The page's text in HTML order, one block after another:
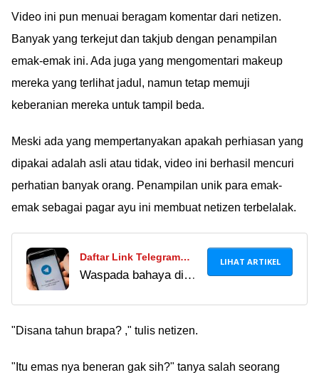
Video ini pun menuai beragam komentar dari netizen.
Banyak yang terkejut dan takjub dengan penampilan
emak-emak ini. Ada juga yang mengomentari makeup
mereka yang terlihat jadul, namun tetap memuji
keberanian mereka untuk tampil beda.
Meski ada yang mempertanyakan apakah perhiasan yang
dipakai adalah asli atau tidak, video ini berhasil mencuri
perhatian banyak orang. Penampilan unik para emak-
emak sebagai pagar ayu ini membuat netizen terbelalak.
Daftar Link Telegram
Pemersatu Bangsa
Waspada bahaya di
di internet. Ketahui
nonton bokeh di
LIHAT ARTIKEL
"Disana tahun brapa? ," tulis netizen.
"Itu emas nya beneran gak sih?" tanya salah seorang